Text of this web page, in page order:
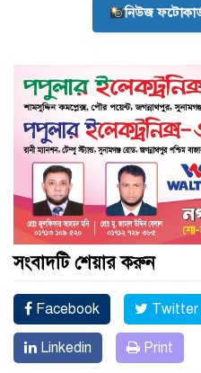
নিউজ
সংবাদটি শেয়ার করুন
Facebook Twitter
Linkedin Print